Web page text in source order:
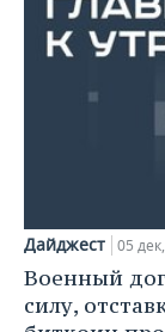
Дайджест 05
Военный
силу,